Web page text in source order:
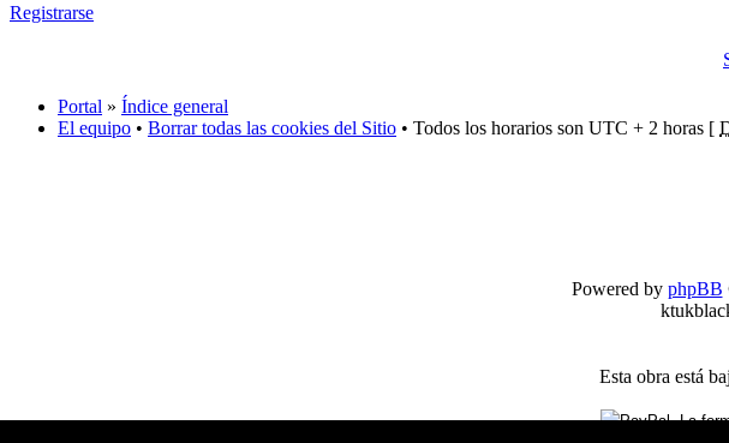
Registrarse
Portal » Índice general
El equipo • Borrar todas las cookies del Sitio • Todos los horarios son UTC + 2 horas [
Powered by phpBB
Esta obra está